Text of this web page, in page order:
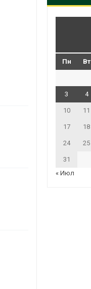
Пн Вт
3 4
10 11
17 18
24 25
31
« Июл